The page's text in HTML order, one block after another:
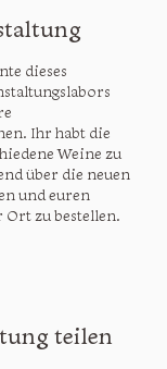
dieses
Ihr habt die
Weine zu
über die neuen
und euren
zu bestellen.
teilen